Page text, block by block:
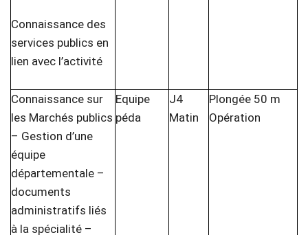
Connaissance des
services publics en
lien avec l’activité
Connaissance sur
les Marchés publics
– Gestion d’une
équipe
départementale –
documents
administratifs liés
à la spécialité –
Equipe
péda
J4
Matin
Plongée 50 m
Opération